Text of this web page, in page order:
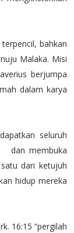
bahkan
Malaka. Misi
berjumpa
dalam karya
seluruh
dan membuka
dari ketujuh
hidup mereka
16:15 “pergilah